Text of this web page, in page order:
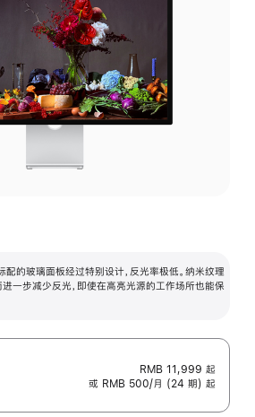
配的玻璃面板经过特别设计，反光率极低。纳米纹理
一步减少反光，即使在高亮光源的工作场所也能保
RMB 11,999 起
或 RMB 500/月 (24 期) 起